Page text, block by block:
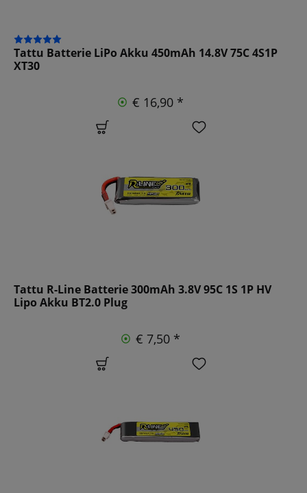
Tattu Batterie LiPo Akku 450mAh 14.8V 75C 4S1P
XT30
€ 16,90 *
Tattu R-Line Batterie 300mAh 3.8V 95C 1S 1P HV
Lipo Akku BT2.0 Plug
€ 7,50 *